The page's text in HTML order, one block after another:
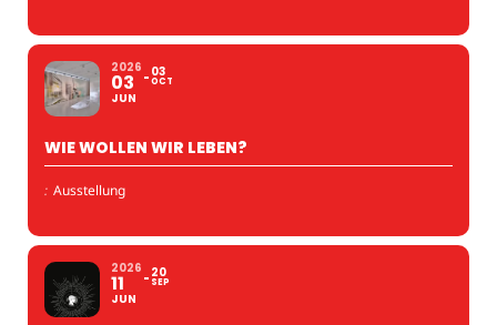
2026
03
JUN
03
OCT
WIE WOLLEN WIR LEBEN?
: Ausstellung
2026
11
JUN
20
SEP